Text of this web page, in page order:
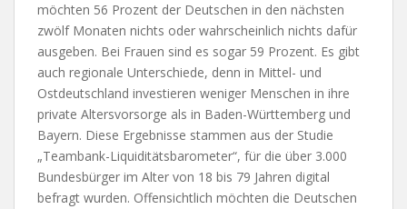
möchten 56 Prozent der Deutschen in den nächsten
zwölf Monaten nichts oder wahrscheinlich nichts dafür
ausgeben. Bei Frauen sind es sogar 59 Prozent. Es gibt
auch regionale Unterschiede, denn in Mittel- und
Ostdeutschland investieren weniger Menschen in ihre
private Altersvorsorge als in Baden-Württemberg und
Bayern. Diese Ergebnisse stammen aus der Studie
„Teambank-Liquiditätsbarometer“, für die über 3.000
Bundesbürger im Alter von 18 bis 79 Jahren digital
befragt wurden. Offensichtlich möchten die Deutschen